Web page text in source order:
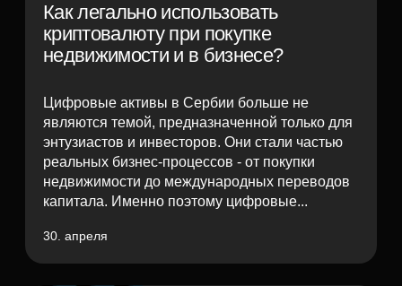
Как легально использовать
криптовалюту при покупке
недвижимости и в бизнесе?
Цифровые активы в Сербии больше не
являются темой, предназначенной только для
энтузиастов и инвесторов. Они стали частью
реальных бизнес-процессов - от покупки
недвижимости до международных переводов
капитала. Именно поэтому цифровые...
30. апреля